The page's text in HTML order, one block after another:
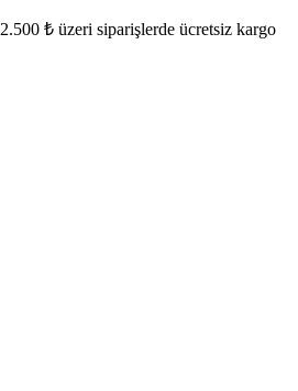
2.500 ₺ üzeri siparişlerde ücretsiz kargo